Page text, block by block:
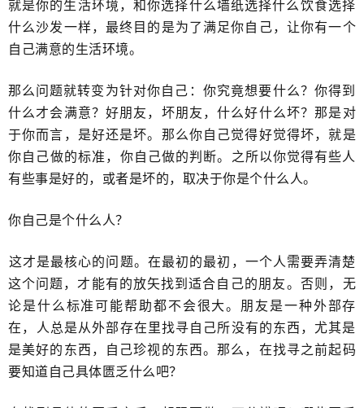
就是你的生活环境，和你选择什么墙纸选择什么​饮食选择
什么沙发一样，最终目的是为了满足你自己，让你有一个
自己满意的生活环境。
那么问题就转变为​针对你自己：​你究竟想要什么？​你得到
什么才会满意？好朋友，坏朋友，什么好什么坏？那是对
于你而言，是好还是坏。那么你自己觉得好觉得坏，就是
你自己​做的标准，你自己做的判断。之所以你觉得有些人
有些事是好的，或者是坏的，​取决于你是个什么人。
​你自己是个什么人？
​这才是最核心的问题。在最初的最初，一个人需要弄清楚
这个问题，才能有的放矢找到适合自己的​朋友。​否则，无
论是什么标准可能帮助都不会很大。朋友是一种外部存
在，​人总是从外部存在里找寻自己所没有的东西，尤其是
是美好的东西，自己珍视的东西。那么，在找寻之前起码
要知道自己​具体匮乏什么吧？